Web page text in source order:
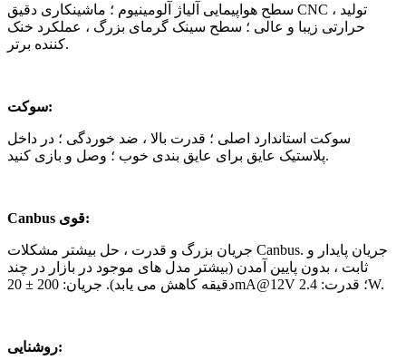
سطح هواپیمایی آلیاژ آلومینیوم ؛ ماشینکاری دقیق CNC ، تولید
حرارتی زیبا و عالی ؛ سطح سینک گرمای بزرگ ، عملکرد خنک
کننده برتر.
سوکت:
سوکت استاندارد اصلی ؛ قدرت بالا ، ضد خوردگی ؛ در داخل
پلاستیک عایق برای عایق بندی خوب ؛ وصل و بازی کنید.
Canbus قوی:
جریان بزرگ و قدرت ، حل بیشتر مشکلات Canbus. جریان پایدار و
ثابت ، بدون پایین آمدن (بیشتر مدل های موجود در بازار در چند
دقیقه کاهش می یابد). جریان: 200 ± 20mA@12V ؛ قدرت: 2.4W.
روشنایی: